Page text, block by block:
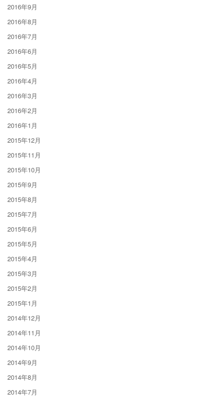
2016年9月
2016年8月
2016年7月
2016年6月
2016年5月
2016年4月
2016年3月
2016年2月
2016年1月
2015年12月
2015年11月
2015年10月
2015年9月
2015年8月
2015年7月
2015年6月
2015年5月
2015年4月
2015年3月
2015年2月
2015年1月
2014年12月
2014年11月
2014年10月
2014年9月
2014年8月
2014年7月